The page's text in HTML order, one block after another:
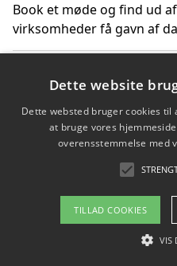
Book et møde og find ud
virksomheder få gavn af
får du indgår et
Hold et møde med en
mest professionelle til at
Copyright
Om / kontakt
Dette website
Dette websted bruger cookies
at bruge vores
overensstemmelse med
TILLAD COOKIES
VIS